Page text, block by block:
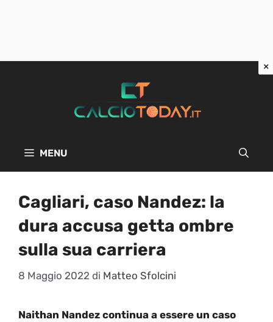
MENU
Cagliari, caso Nandez: la
dura accusa getta ombre
sulla sua carriera
8 Maggio 2022 di Matteo Sfolcini
Naithan Nandez continua a essere un caso